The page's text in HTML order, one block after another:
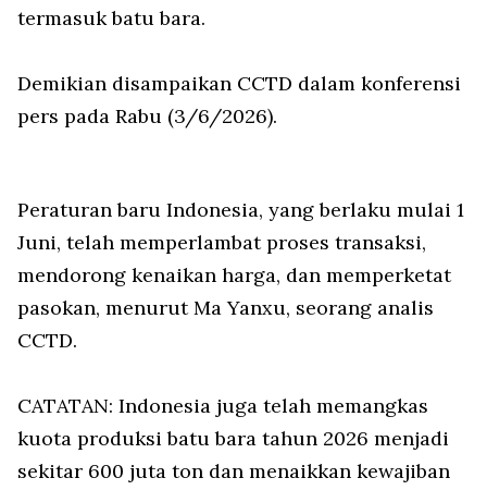
termasuk batu bara.
Demikian disampaikan CCTD dalam konferensi
pers pada Rabu (3/6/2026).
Peraturan baru Indonesia, yang berlaku mulai 1
Juni, telah memperlambat proses transaksi,
mendorong kenaikan harga, dan memperketat
pasokan, menurut Ma Yanxu, seorang analis
CCTD.
CATATAN: Indonesia juga telah memangkas
kuota produksi batu bara tahun 2026 menjadi
sekitar 600 juta ton dan menaikkan kewajiban